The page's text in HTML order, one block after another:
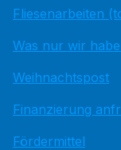
Fliesenarbeiten
Was nur wir
Weihnachtspost
Finanzierung
Fördermittel